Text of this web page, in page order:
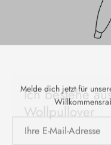
Ich bestehe
Wollpullover
Melde dich jetzt für